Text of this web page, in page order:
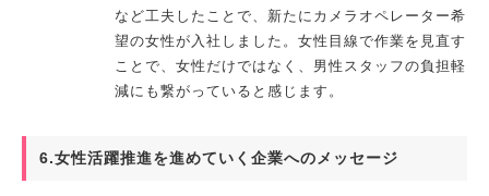
など工夫したことで、新たにカメラオペレーター希
望の女性が入社しました。女性目線で作業を見直す
ことで、女性だけではなく、男性スタッフの負担軽
減にも繋がっていると感じます。
6.女性活躍推進を進めていく企業へのメッセージ